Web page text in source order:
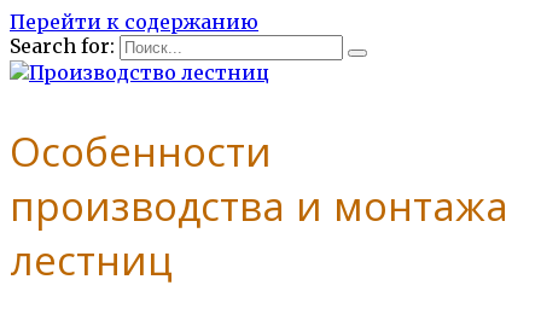
Перейти к содержанию
Search for:
Особенности
производства и монтажа
лестниц